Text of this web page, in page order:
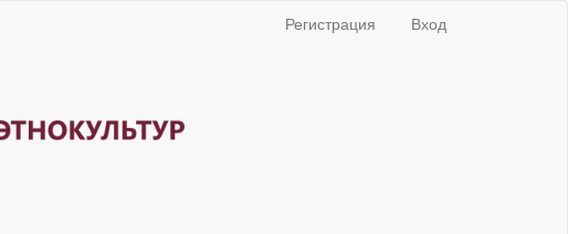
Регистрация Вход